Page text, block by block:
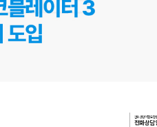
전화 상담이 필요할
전화 상담